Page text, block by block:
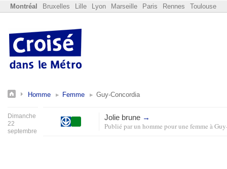
Montréal Bruxelles Lille Lyon Marseille Paris Rennes Toulouse
Homme Femme Guy-Concordia
Dimanche
22
septembre
Jolie brune →
Publié parun homme pour une femme à